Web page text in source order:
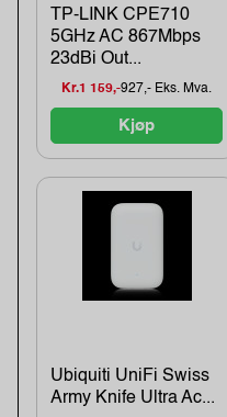
TP-LINK CPE710
5GHz AC 867Mbps
23dBi Out...
Kr.1 159,-927,- Eks. Mva.
Kjøp
Ubiquiti UniFi Swiss
Army Knife Ultra Ac...